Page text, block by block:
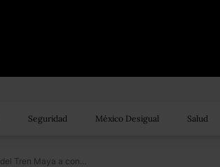
Seguridad México Desigual Salud
Adjudican tramo 3 del Tren Maya a constructora de segundos pisos de AMLO